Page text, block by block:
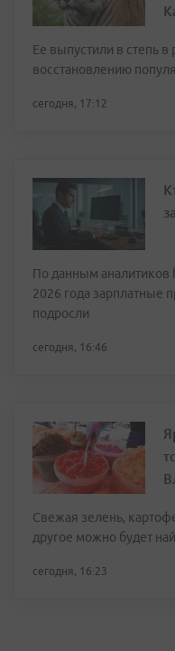
Ее выпустили в степь
восстановлению
сегодня, 17:12
По данным аналитиков
2026 года зарплатные
подросли
сегодня, 16:46
Свежая зелень,
другое можно будет
сегодня, 16:23